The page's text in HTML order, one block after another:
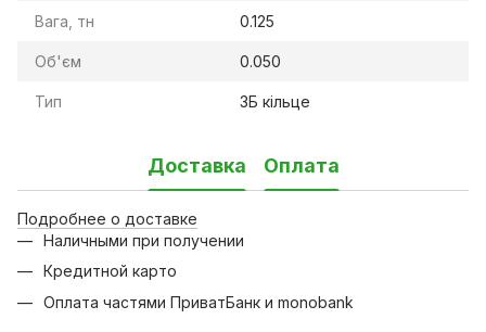
Вага, тн 0.125
Об'єм 0.050
Тип ЗБ кільце
Доставка Оплата
Подробнее о доставке
Наличными при получении
Кредитной карто
Оплата частями ПриватБанк и monobank